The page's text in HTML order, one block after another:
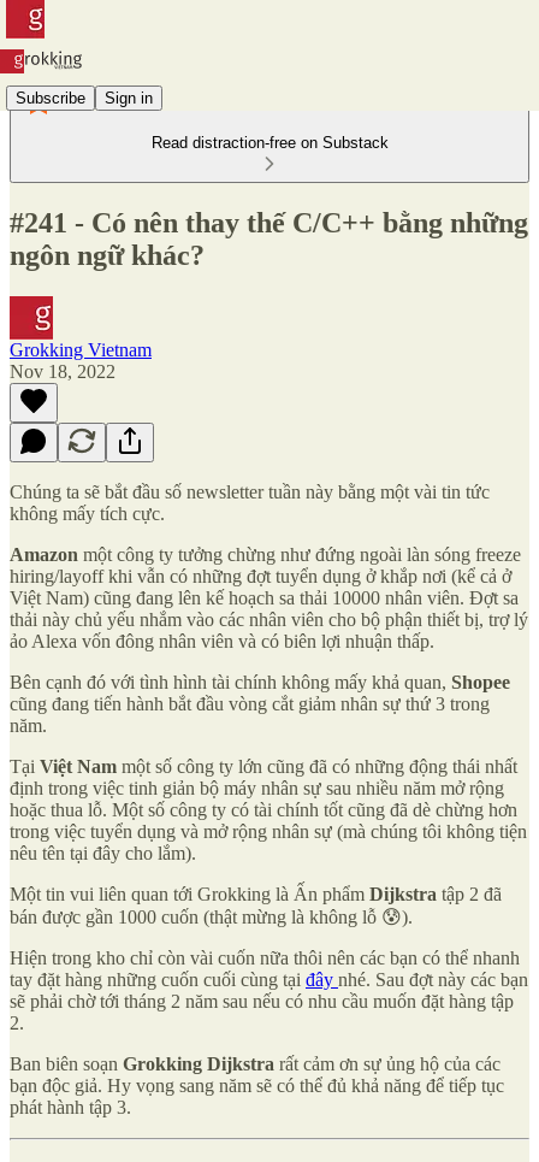
Subscribe Sign in
Read distraction-free on Substack
#241 - Có nên thay thế C/C++ bằng những
ngôn ngữ khác?
Grokking Vietnam
Nov 18, 2022
Chúng ta sẽ bắt đầu số newsletter tuần này bằng một vài tin tức
không mấy tích cực.
Amazon một công ty tưởng chừng như đứng ngoài làn sóng freeze
hiring/layoff khi vẫn có những đợt tuyển dụng ở khắp nơi (kể cả ở
Việt Nam) cũng đang lên kế hoạch sa thải 10000 nhân viên. Đợt sa
thải này chủ yếu nhắm vào các nhân viên cho bộ phận thiết bị, trợ lý
ảo Alexa vốn đông nhân viên và có biên lợi nhuận thấp.
Bên cạnh đó với tình hình tài chính không mấy khả quan, Shopee
cũng đang tiến hành bắt đầu vòng cắt giảm nhân sự thứ 3 trong
năm.
Tại Việt Nam một số công ty lớn cũng đã có những động thái nhất
định trong việc tinh giản bộ máy nhân sự sau nhiều năm mở rộng
hoặc thua lỗ. Một số công ty có tài chính tốt cũng đã dè chừng hơn
trong việc tuyển dụng và mở rộng nhân sự (mà chúng tôi không tiện
nêu tên tại đây cho lắm).
Một tin vui liên quan tới Grokking là Ấn phẩm Dijkstra tập 2 đã
bán được gần 1000 cuốn (thật mừng là không lỗ 😰).
Hiện trong kho chỉ còn vài cuốn nữa thôi nên các bạn có thể nhanh
tay đặt hàng những cuốn cuối cùng tại đây nhé. Sau đợt này các bạn
sẽ phải chờ tới tháng 2 năm sau nếu có nhu cầu muốn đặt hàng tập
2.
Ban biên soạn Grokking Dijkstra rất cảm ơn sự ủng hộ của các
bạn độc giả. Hy vọng sang năm sẽ có thể đủ khả năng để tiếp tục
phát hành tập 3.